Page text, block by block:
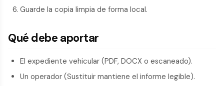
Guarde la copia limpia de forma local.
Qué debe aportar
El expediente vehicular (PDF, DOCX o escaneado).
Un operador (Sustituir mantiene el informe legible).